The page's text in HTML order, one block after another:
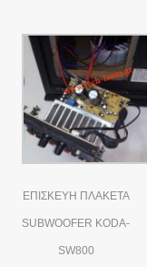
ΕΠΙΣΚΕΥΗ ΠΛΑΚΕΤΑ
SUBWOOFER KODA-
SW800